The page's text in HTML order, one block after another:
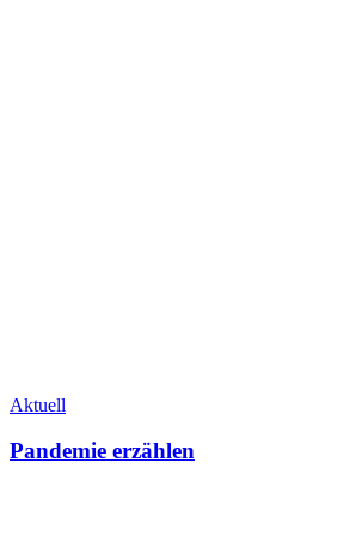
Aktuell
Pandemie erzählen